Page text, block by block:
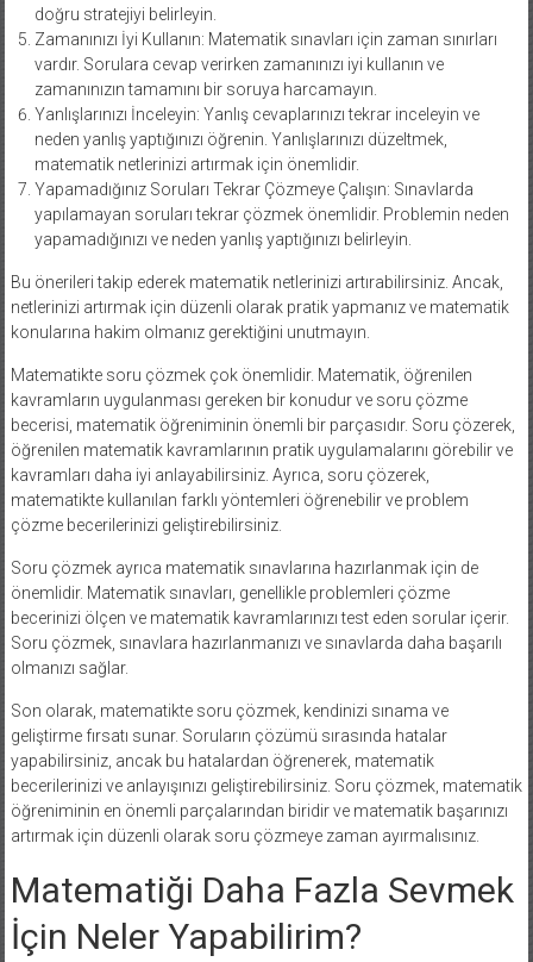
doğru stratejiyi belirleyin.
Zamanınızı İyi Kullanın: Matematik sınavları için zaman sınırları
vardır. Sorulara cevap verirken zamanınızı iyi kullanın ve
zamanınızın tamamını bir soruya harcamayın.
Yanlışlarınızı İnceleyin: Yanlış cevaplarınızı tekrar inceleyin ve
neden yanlış yaptığınızı öğrenin. Yanlışlarınızı düzeltmek,
matematik netlerinizi artırmak için önemlidir.
Yapamadığınız Soruları Tekrar Çözmeye Çalışın: Sınavlarda
yapılamayan soruları tekrar çözmek önemlidir. Problemin neden
yapamadığınızı ve neden yanlış yaptığınızı belirleyin.
Bu önerileri takip ederek matematik netlerinizi artırabilirsiniz. Ancak,
netlerinizi artırmak için düzenli olarak pratik yapmanız ve matematik
konularına hakim olmanız gerektiğini unutmayın.
Matematikte soru çözmek çok önemlidir. Matematik, öğrenilen
kavramların uygulanması gereken bir konudur ve soru çözme
becerisi, matematik öğreniminin önemli bir parçasıdır. Soru çözerek,
öğrenilen matematik kavramlarının pratik uygulamalarını görebilir ve
kavramları daha iyi anlayabilirsiniz. Ayrıca, soru çözerek,
matematikte kullanılan farklı yöntemleri öğrenebilir ve problem
çözme becerilerinizi geliştirebilirsiniz.
Soru çözmek ayrıca matematik sınavlarına hazırlanmak için de
önemlidir. Matematik sınavları, genellikle problemleri çözme
becerinizi ölçen ve matematik kavramlarınızı test eden sorular içerir.
Soru çözmek, sınavlara hazırlanmanızı ve sınavlarda daha başarılı
olmanızı sağlar.
Son olarak, matematikte soru çözmek, kendinizi sınama ve
geliştirme fırsatı sunar. Soruların çözümü sırasında hatalar
yapabilirsiniz, ancak bu hatalardan öğrenerek, matematik
becerilerinizi ve anlayışınızı geliştirebilirsiniz. Soru çözmek, matematik
öğreniminin en önemli parçalarından biridir ve matematik başarınızı
artırmak için düzenli olarak soru çözmeye zaman ayırmalısınız.
Matematiği Daha Fazla Sevmek
İçin Neler Yapabilirim?